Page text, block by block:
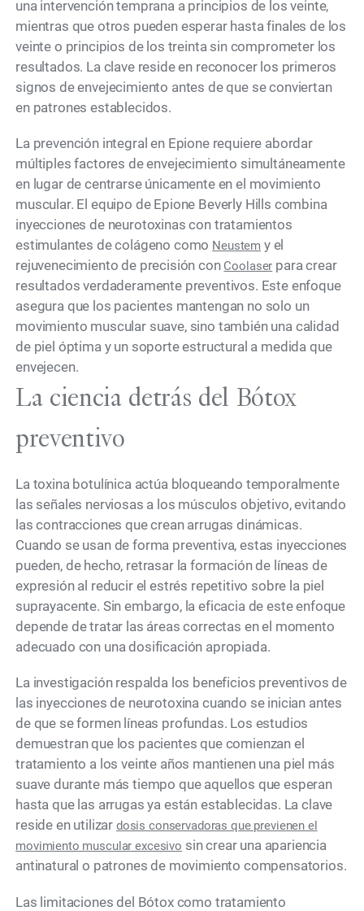
una intervención temprana a principios de los veinte,
mientras que otros pueden esperar hasta finales de los
veinte o principios de los treinta sin comprometer los
resultados. La clave reside en reconocer los primeros
signos de envejecimiento antes de que se conviertan
en patrones establecidos.
La prevención integral en Epione requiere abordar
múltiples factores de envejecimiento simultáneamente
en lugar de centrarse únicamente en el movimiento
muscular. El equipo de Epione Beverly Hills combina
inyecciones de neurotoxinas con tratamientos
estimulantes de colágeno como Neustem y el
rejuvenecimiento de precisión con Coolaser para crear
resultados verdaderamente preventivos. Este enfoque
asegura que los pacientes mantengan no solo un
movimiento muscular suave, sino también una calidad
de piel óptima y un soporte estructural a medida que
envejecen.
La ciencia detrás del Bótox
preventivo
La toxina botulínica actúa bloqueando temporalmente
las señales nerviosas a los músculos objetivo, evitando
las contracciones que crean arrugas dinámicas.
Cuando se usan de forma preventiva, estas inyecciones
pueden, de hecho, retrasar la formación de líneas de
expresión al reducir el estrés repetitivo sobre la piel
suprayacente. Sin embargo, la eficacia de este enfoque
depende de tratar las áreas correctas en el momento
adecuado con una dosificación apropiada.
La investigación respalda los beneficios preventivos de
las inyecciones de neurotoxina cuando se inician antes
de que se formen líneas profundas. Los estudios
demuestran que los pacientes que comienzan el
tratamiento a los veinte años mantienen una piel más
suave durante más tiempo que aquellos que esperan
hasta que las arrugas ya están establecidas. La clave
reside en utilizar dosis conservadoras que previenen el
movimiento muscular excesivo sin crear una apariencia
antinatural o patrones de movimiento compensatorios.
Las limitaciones del Bótox como tratamiento